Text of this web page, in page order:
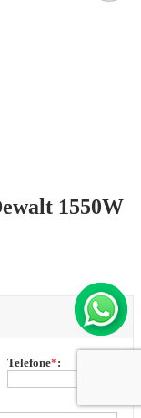
1550W
Telefone*: